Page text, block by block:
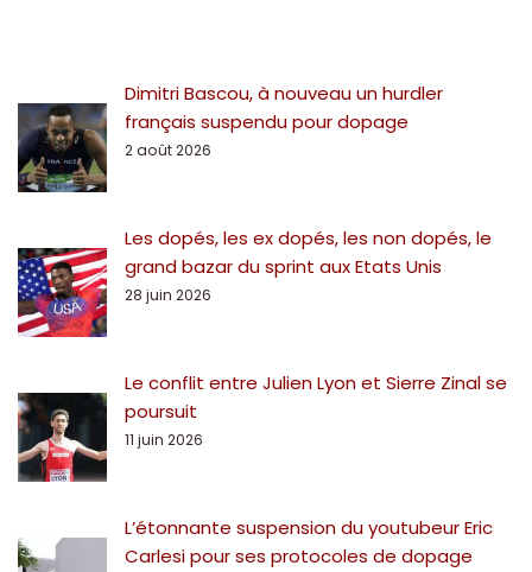
Dimitri Bascou, à nouveau un hurdler
français suspendu pour dopage
2 août 2026
Les dopés, les ex dopés, les non dopés, le
grand bazar du sprint aux Etats Unis
28 juin 2026
Le conflit entre Julien Lyon et Sierre Zinal se
poursuit
11 juin 2026
L’étonnante suspension du youtubeur Eric
Carlesi pour ses protocoles de dopage